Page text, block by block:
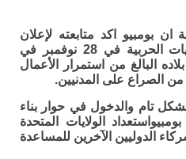
ان بومبيو اكد متابعته لإعلان
الحكومة الإثيوبية انهاء العمليات الحربية في 28 نوفمبر في
البالغ من استمرار الأعمال
من الصراع على المدنيين.
بشكل تام والدخول في حوار بناء
الولايات المتحدة
الدوليين الآخرين للمساعدة